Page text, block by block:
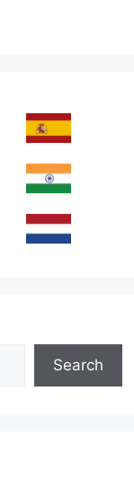
Search